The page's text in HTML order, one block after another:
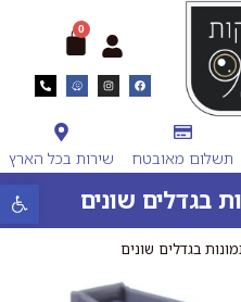
פתח
0
תשלום מאובטח שירות בכל הארץ